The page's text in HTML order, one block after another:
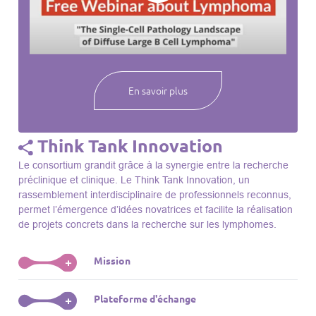
webinaires à venir, des séances précédentes et joignez-vous
notre compréhension des lymphomes et des maladies
En savoir plus
Think Tank Innovation
Le consortium grandit grâce à la synergie entre la recherche
préclinique et clinique. Le Think Tank Innovation, un
rassemblement interdisciplinaire de professionnels reconnus,
permet l’émergence d’idées novatrices et facilite la réalisation
de projets concrets dans la recherche sur les lymphomes.
+ Mission
Le Think Tank initie des projets, façonne des initiatives de
R&D, identifie des porteurs et promeut l’unité parmi les
+ Plateforme d'échange